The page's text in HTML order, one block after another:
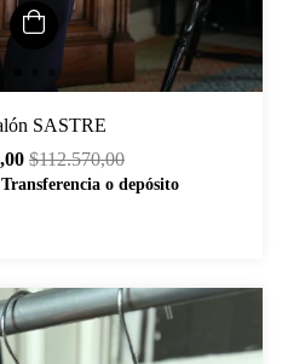
SASTRE
$112.570,00
Transferencia o depósito